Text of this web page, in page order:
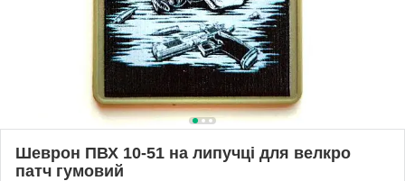
Шеврон ПВХ 10-51 на липучці для велкро
патч гумовий